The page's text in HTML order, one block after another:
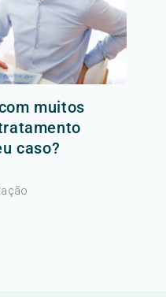
muitos
caso?